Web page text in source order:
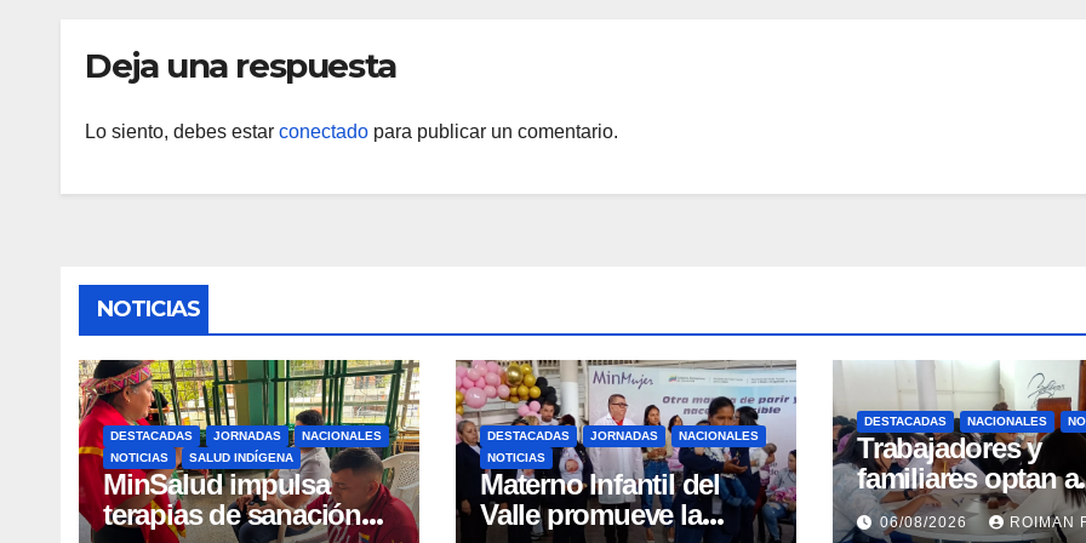
Deja una respuesta
Lo siento, debes estar conectado para publicar un comentario.
NOTICIAS
DESTACADAS JORNADAS
NACIONALES
NOTICIAS
SALUD INDÍGENA
MinSalud impulsa
terapias de sanación
DESTACADAS JORNADAS
NACIONALES
NOTICIAS
Materno Infantil del
Valle promueve la
DESTACADAS NACIONALES
Trabajadores y
familiares optan a
carreras
06/08/2026 ROIMAN